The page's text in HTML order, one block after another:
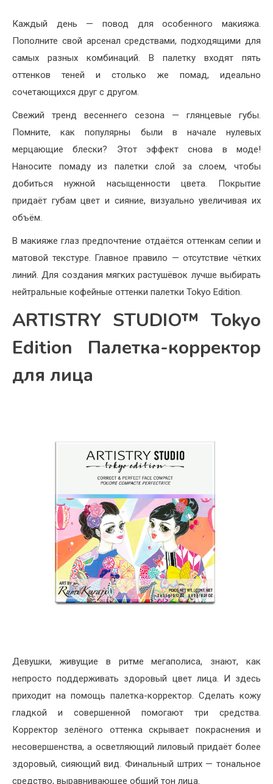
Каждый день — повод для особенного макияжа.
Пополните свой арсенал средствами, подходящими для
самых разных комбинаций. В палетку входят пять
оттенков теней и столько же помад, идеально
сочетающихся друг с другом.
Свежий тренд весеннего сезона — глянцевые губы.
Помните, как популярны были в начале нулевых
мерцающие блески? Этот эффект снова в моде!
Наносите помаду из палетки слой за слоем, чтобы
добиться нужной насыщенности цвета. Покрытие
придаёт губам цвет и сияние, визуально увеличивая их
объём.
В макияже глаз предпочтение отдаётся оттенкам сепии и
матовой текстуре. Главное правило — отсутствие чётких
линий. Для создания мягких растушёвок лучше выбирать
нейтральные кофейные оттенки палетки Tokyo Edition.
ARTISTRY STUDIO™ Tokyo
Edition Палетка-корректор
для лица
Девушки, живущие в ритме мегаполиса, знают, как
непросто поддерживать здоровый цвет лица. И здесь
приходит на помощь палетка-корректор. Сделать кожу
гладкой и совершенной помогают три средства.
Корректор зелёного оттенка скрывает покраснения и
несовершенства, а осветляющий лиловый придаёт более
здоровый, сияющий вид. Финальный штрих — тональное
средство, выравнивающее общий тон лица.